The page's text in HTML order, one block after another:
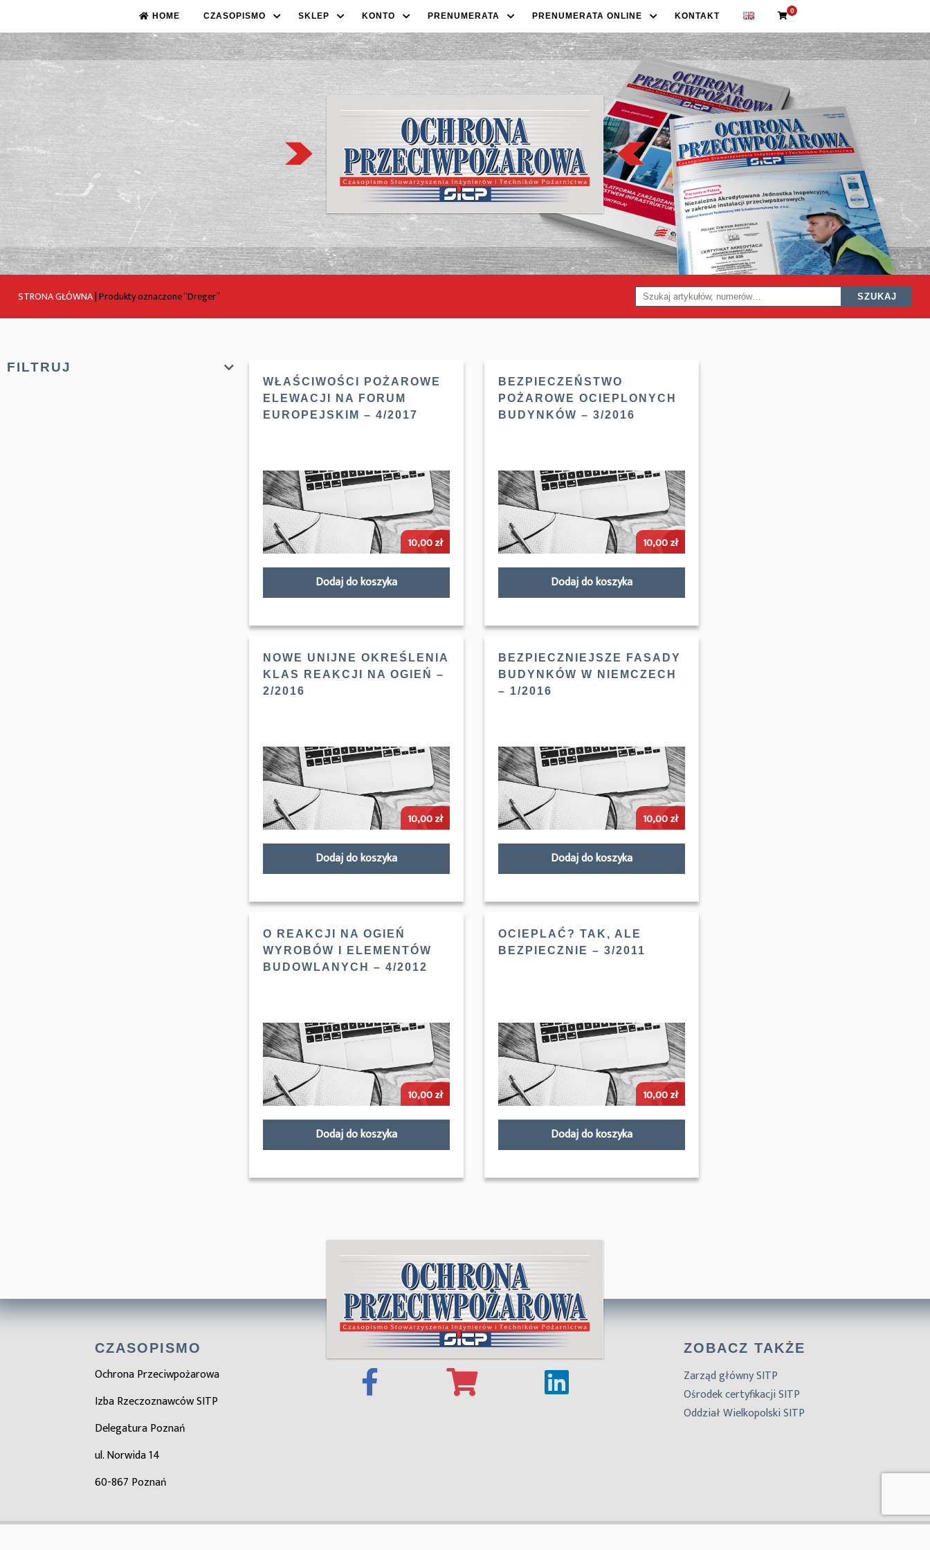
HOME CZASOPISMO SKLEP KONTO PRENUMERATA PRENUMERATA ONLINE KONTAKT
0
STRONA GŁÓWNA|Produkty oznaczone “Dreger” SZUKAJ
FILTRUJ
WŁAŚCIWOŚCI POŻAROWE
ELEWACJI NA FORUM
EUROPEJSKIM – 4/2017
10,00zł
Dodaj do koszyka
BEZPIECZEŃSTWO
POŻAROWE OCIEPLONYCH
BUDYNKÓW – 3/2016
10,00zł
Dodaj do koszyka
NOWE UNIJNE OKREŚLENIA
KLAS REAKCJI NA OGIEŃ –
2/2016
10,00zł
Dodaj do koszyka
BEZPIECZNIEJSZE FASADY
BUDYNKÓW W NIEMCZECH
– 1/2016
10,00zł
Dodaj do koszyka
O REAKCJI NA OGIEŃ
WYROBÓW I ELEMENTÓW
BUDOWLANYCH – 4/2012
10,00zł
Dodaj do koszyka
OCIEPLAĆ? TAK, ALE
BEZPIECZNIE – 3/2011
10,00zł
Dodaj do koszyka
CZASOPISMO
Ochrona Przeciwpożarowa
Izba Rzeczoznawców SITP
Delegatura Poznań
ul. Norwida 14
60-867 Poznań
ZOBACZ TAKŻE
Zarząd główny SITP
Ośrodek certyfikacji SITP
Oddział Wielkopolski SITP